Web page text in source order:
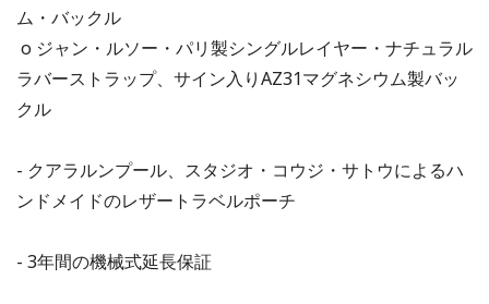
ム・バックル
o ジャン・ルソー・パリ製シングルレイヤー・ナチュラル
ラバーストラップ、サイン入りAZ31マグネシウム製バッ
クル
- クアラルンプール、スタジオ・コウジ・サトウによるハ
ンドメイドのレザートラベルポーチ
- 3年間の機械式延長保証